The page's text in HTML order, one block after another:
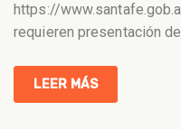
https://
requieren presentación
LEER MÁS